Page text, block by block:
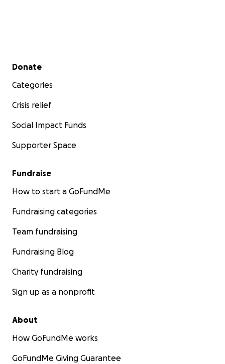
Secondary menu
Donate
Categories
Crisis relief
Social Impact Funds
Supporter Space
Fundraise
How to start a GoFundMe
Fundraising categories
Team fundraising
Fundraising Blog
Charity fundraising
Sign up as a nonprofit
About
How GoFundMe works
GoFundMe Giving Guarantee